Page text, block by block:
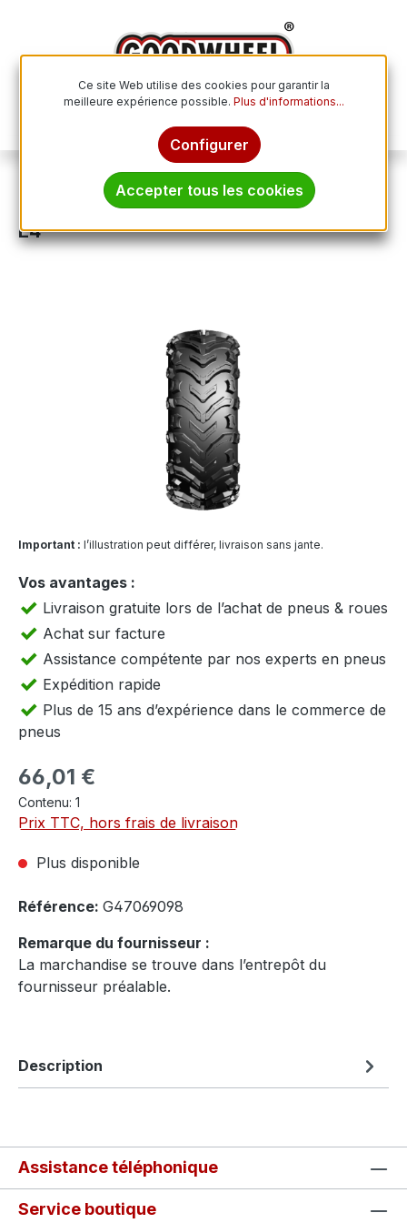
Pneus tout-terrain
JOURNEY 22x7.00 - 11 TL 32F P3128 6PR
E4
Ignorer la galerie d'images
Important : l’illustration peut différer, livraison sans jante.
Vos avantages :
Livraison gratuite lors de l’achat de pneus & roues
Achat sur facture
Assistance compétente par nos experts en pneus
Expédition rapide
Plus de 15 ans d’expérience dans le commerce de
pneus
Prix régulier :
66,01 €
Contenu: 1
Prix TTC, hors frais de livraison
Plus disponible
Référence: G47069098
Remarque du fournisseur :
La marchandise se trouve dans l’entrepôt du
fournisseur préalable.
Description
Assistance téléphonique
Service boutique
Ce site Web utilise des cookies pour garantir la
meilleure expérience possible. Plus d'informations...
Configurer
Accepter tous les cookies